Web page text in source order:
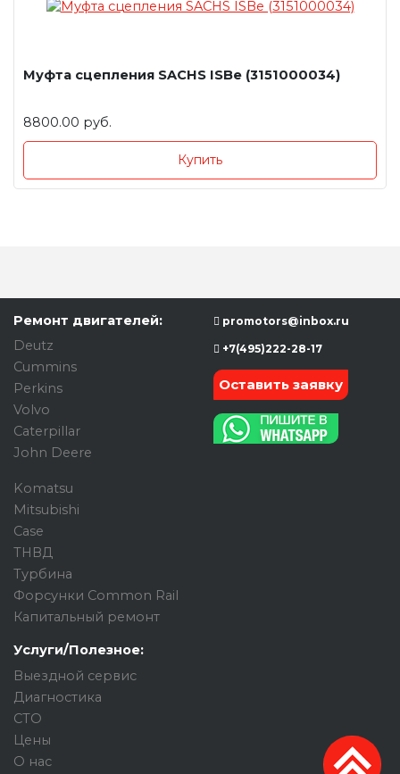
Муфта сцепления SACHS ISBe (3151000034)
8800.00 руб.
Купить
Ремонт двигателей:
Deutz
Cummins
Perkins
Volvo
Caterpillar
John Deere
Komatsu
Mitsubishi
Case
ТНВД
Турбина
Форсунки Common Rail
Капитальный ремонт
Услуги/Полезное:
Выездной сервис
Диагностика
СТО
Цены
О нас
promotors@inbox.ru
+7(495)222-28-17
Оставить заявку